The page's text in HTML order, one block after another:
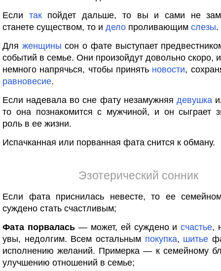
Если такпойдет дальше, то вы и сами не
станете существом, то и дело проливающим слезы.
Для женщины сон о фате выступает
событий в семье. Они произойдут довольно скоро,
немного напрячься, чтобы принять новости,
равновесие.
Если надевала во сне фату незамужняя девушка
то она познакомится с мужчиной, и он сыграет
роль в ее жизни.
Испачканная или порванная фата снится к обману.
Эзотерический сонник
Если фата приснилась невесте, то ее
суждено стать счастливым;
Фата порвалась— может, ей суждено исчастье,
увы, недолгим. Всем остальным покупка, шитье
исполнению желаний. Примерка — к семейному
улучшению отношений в семье;